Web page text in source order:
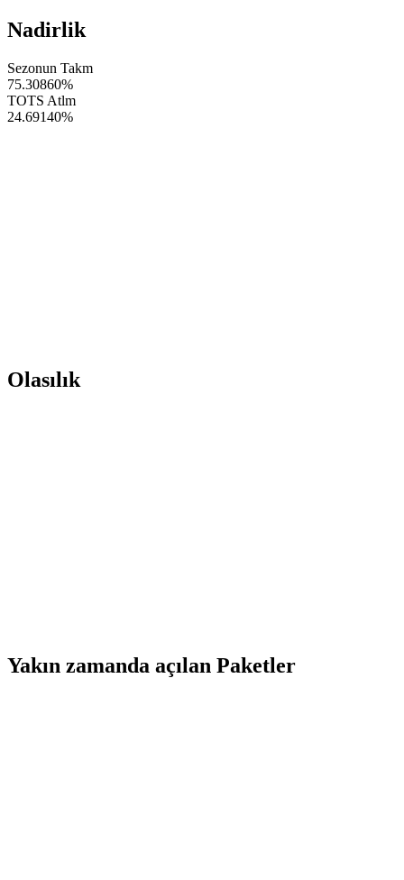
Nadirlik
Sezonun Takm
75.30860%
TOTS Atlm
24.69140%
Olasılık
Yakın zamanda açılan Paketler